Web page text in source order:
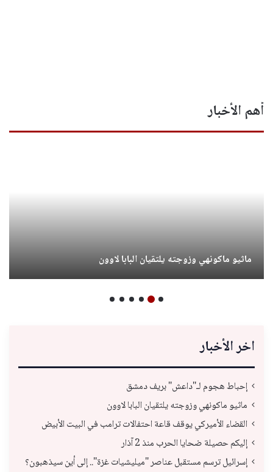
أهم الأخبار
ماثيو ماكونهي وزوجته يلتقيان البابا لاوون
اخر الأخبار
إحباط هجوم لـ"داعش" بريف دمشق
ماثيو ماكونهي وزوجته يلتقيان البابا لاوون
القضاء الأميركي يوقف قاعة احتفالات ترامب في البيت الأبيض
إليكم حصيلة ضحايا الحرب منذ 2 آذار
إسرائيل ترسم مستقبل عناصر "ميليشيات غزة".. إلى أين سيذهبون؟